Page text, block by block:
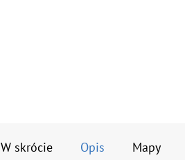
W skrócie Opis Mapy